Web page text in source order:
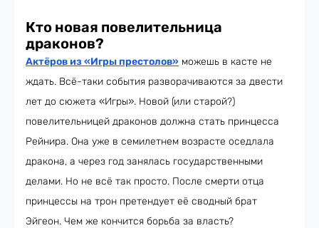
Кто новая повелительница
драконов?
Актёров из «Игры престолов» можешь в касте не
ждать. Всё-таки события разворачиваются за двести
лет до сюжета «Игры». Новой (или старой?)
повелительницей драконов должна стать принцесса
Рейнира. Она уже в семилетнем возрасте оседлала
дракона, а через год занялась государственными
делами. Но не всё так просто. После смерти отца
принцессы на трон претендует её сводный брат
Эйгеон. Чем же кончится борьба за власть?